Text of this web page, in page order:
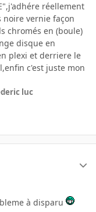
réellement
noire vernie façon
chromés en (boule)
disque en
plexi et derriere le
c'est juste mon
luc
à disparu